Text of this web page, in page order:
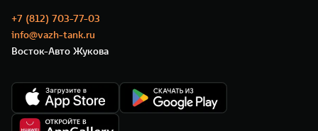
+7 (812) 703-77-03
info@vazh-tank.ru
Восток-Авто Жукова